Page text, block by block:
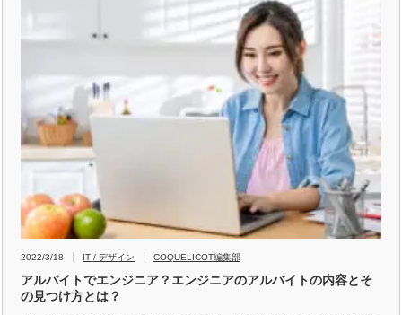
2022/3/18 IT / デザイン COQUELICOT編集部
アルバイトでエンジニア？エンジニアのアルバイトの内容とそ
の見つけ方とは？